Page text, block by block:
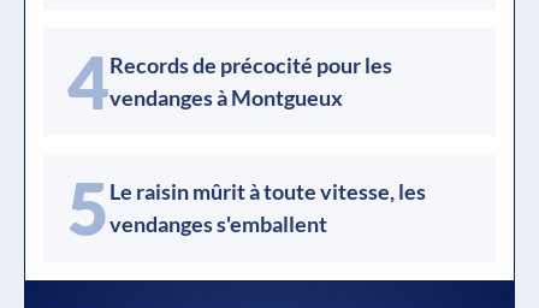
4Records de précocité pour les
vendanges à Montgueux
5Le raisin mûrit à toute vitesse, les
vendanges s'emballent